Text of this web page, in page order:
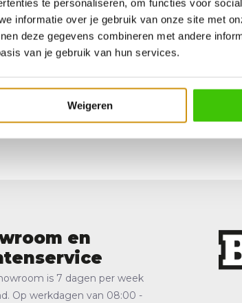
te personaliseren, om functies voor
informatie over je gebruik van onze site met
deze gegevens combineren met andere
van je gebruik van hun services.
Weigeren
en roestvrijstalen
en
is 7 dagen per week
Op werkdagen van 08:00 -